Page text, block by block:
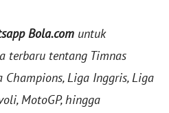
Bola.com untuk
terbaru tentang Timnas
Champions, Liga Inggris, Liga
MotoGP, hingga